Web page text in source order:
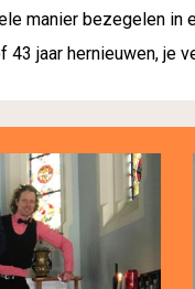
manier bezegelen in
43 jaar hernieuwen, je